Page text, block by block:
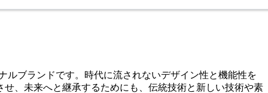
ブランドです。時代に流されないデザイン性と機能性を
、未来へと継承するためにも、伝統技術と新しい技術や素